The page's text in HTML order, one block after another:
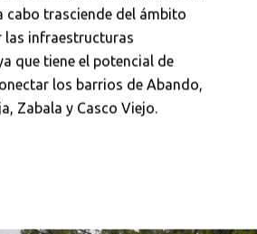
cabo trasciende del ámbito
las infraestructuras
que tiene el potencial de
los barrios de Abando,
Zabala y Casco Viejo.